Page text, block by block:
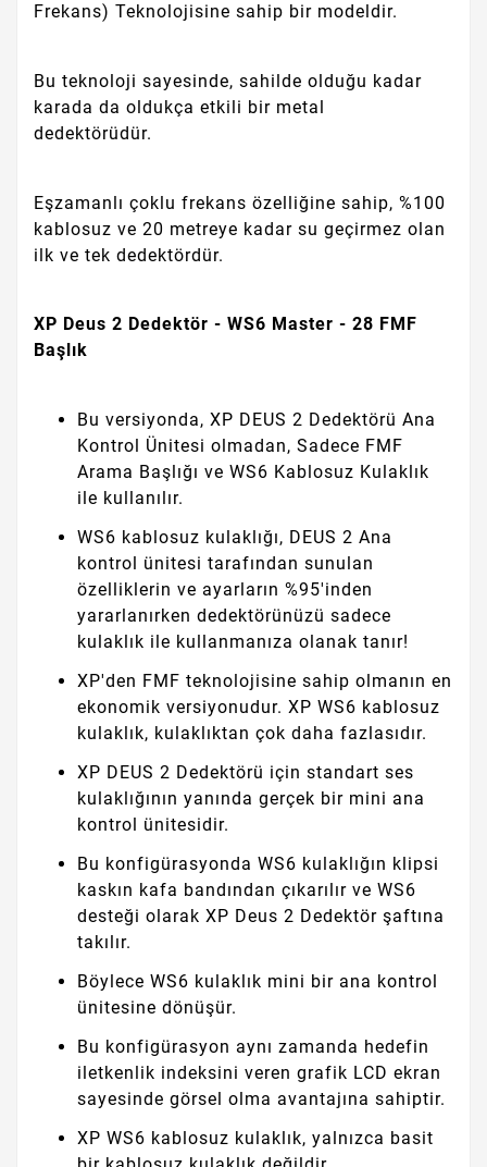
Frekans) Teknolojisine sahip bir modeldir.
Bu teknoloji sayesinde, sahilde olduğu kadar
karada da oldukça etkili bir metal
dedektörüdür.
Eşzamanlı çoklu frekans özelliğine sahip, %100
kablosuz ve 20 metreye kadar su geçirmez olan
ilk ve tek dedektördür.
XP Deus 2 Dedektör - WS6 Master - 28 FMF
Başlık
Bu versiyonda, XP DEUS 2 Dedektörü Ana
Kontrol Ünitesi olmadan, Sadece FMF
Arama Başlığı ve WS6 Kablosuz Kulaklık
ile kullanılır.
WS6 kablosuz kulaklığı, DEUS 2 Ana
kontrol ünitesi tarafından sunulan
özelliklerin ve ayarların %95'inden
yararlanırken dedektörünüzü sadece
kulaklık ile kullanmanıza olanak tanır!
XP'den FMF teknolojisine sahip olmanın en
ekonomik versiyonudur. XP WS6 kablosuz
kulaklık, kulaklıktan çok daha fazlasıdır.
XP DEUS 2 Dedektörü için standart ses
kulaklığının yanında gerçek bir mini ana
kontrol ünitesidir.
Bu konfigürasyonda WS6 kulaklığın klipsi
kaskın kafa bandından çıkarılır ve WS6
desteği olarak XP Deus 2 Dedektör şaftına
takılır.
Böylece WS6 kulaklık mini bir ana kontrol
ünitesine dönüşür.
Bu konfigürasyon aynı zamanda hedefin
iletkenlik indeksini veren grafik LCD ekran
sayesinde görsel olma avantajına sahiptir.
XP WS6 kablosuz kulaklık, yalnızca basit